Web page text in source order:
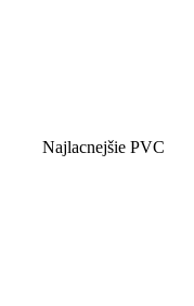
Najlacnejšie PVC